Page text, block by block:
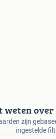
weten
zijn
ingestelde